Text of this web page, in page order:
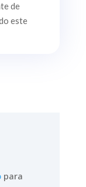
de
este
para